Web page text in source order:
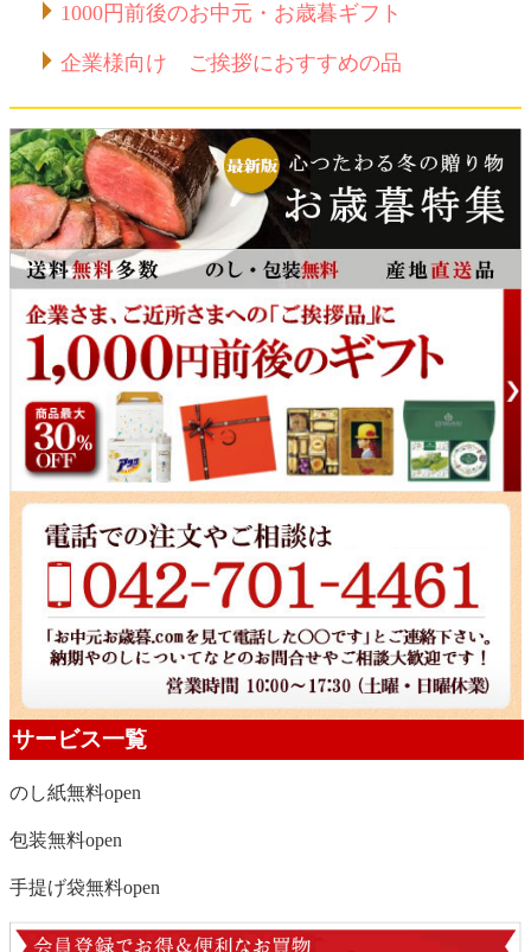
1000円前後のお中元・お歳暮ギフト
企業様向け ご挨拶におすすめの品
サービス一覧
のし紙無料open
包装無料open
手提げ袋無料open